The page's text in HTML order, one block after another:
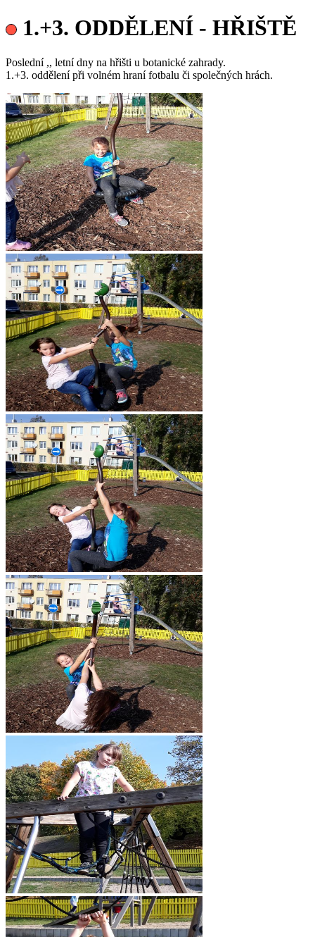
1.+3. ODDĚLENÍ - HŘIŠTĚ
Poslední ,, letní dny na hřišti u botanické zahrady.
1.+3. oddělení při volném hraní fotbalu či společných hrách.